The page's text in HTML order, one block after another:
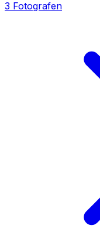
3 Fotografen